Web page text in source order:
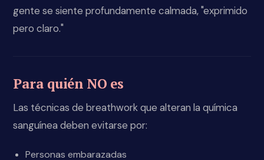
gente se siente profundamente calmada, "exprimido
pero claro."
Para quién NO es
Las técnicas de breathwork que alteran la química
sanguínea deben evitarse por:
Personas embarazadas